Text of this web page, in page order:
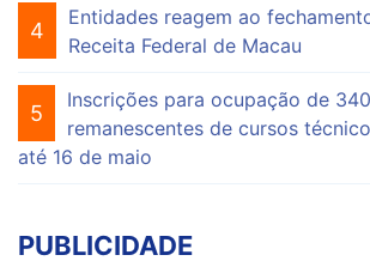
4
Entidades reagem ao
Receita Federal de Macau
5
Inscrições para ocupação de
remanescentes de cursos
até 16 de maio
PUBLICIDADE